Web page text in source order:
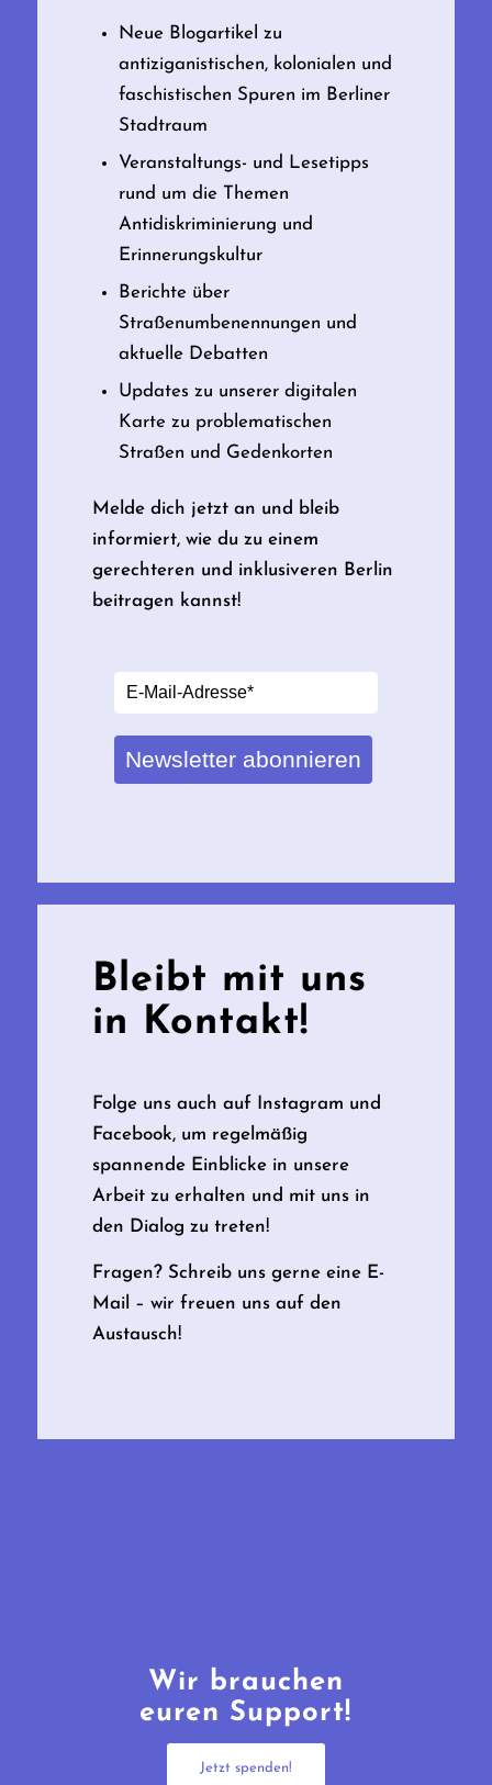
Neue Blogartikel zu
antiziganistischen, kolonialen und
faschistischen Spuren im Berliner
Stadtraum
Veranstaltungs- und Lesetipps
rund um die Themen
Antidiskriminierung und
Erinnerungskultur
Berichte über
Straßenumbenennungen und
aktuelle Debatten
Updates zu unserer digitalen
Karte zu problematischen
Straßen und Gedenkorten
Melde dich jetzt an und bleib
informiert, wie du zu einem
gerechteren und inklusiveren Berlin
beitragen kannst!
Newsletter abonnieren
Bleibt mit uns
in Kontakt!
Folge uns auch auf Instagram und
Facebook, um regelmäßig
spannende Einblicke in unsere
Arbeit zu erhalten und mit uns in
den Dialog zu treten!
Fragen? Schreib uns gerne eine E-
Mail – wir freuen uns auf den
Austausch!
Wir brauchen
euren Support!
Jetzt spenden!